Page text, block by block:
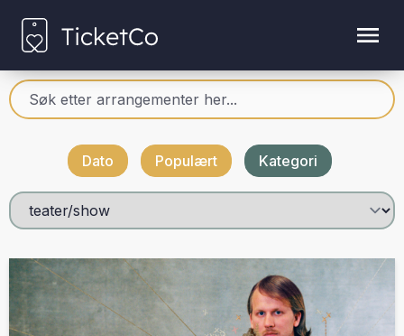
Dato Populært Kategori